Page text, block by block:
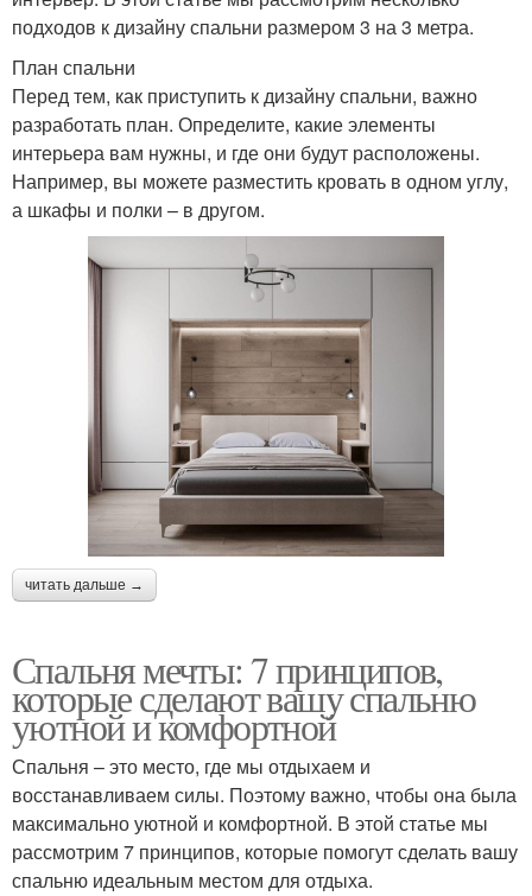
подходов к дизайну спальни размером 3 на 3 метра.
План спальни
Перед тем, как приступить к дизайну спальни, важно
разработать план. Определите, какие элементы
интерьера вам нужны, и где они будут расположены.
Например, вы можете разместить кровать в одном углу,
а шкафы и полки – в другом.
читать дальше →
Спальня мечты: 7 принципов,
которые сделают вашу спальню
уютной и комфортной
Спальня – это место, где мы отдыхаем и
восстанавливаем силы. Поэтому важно, чтобы она была
максимально уютной и комфортной. В этой статье мы
рассмотрим 7 принципов, которые помогут сделать вашу
спальню идеальным местом для отдыха.